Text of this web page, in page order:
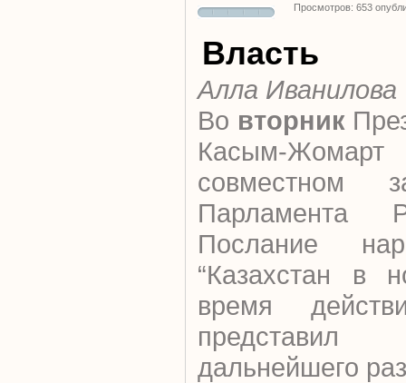
Просмотров: 653
Власть
Алла Иванилова
Во вторник
Касым-
совместном
Парламента
Послание
“Казахстан в
время
дальнейшего